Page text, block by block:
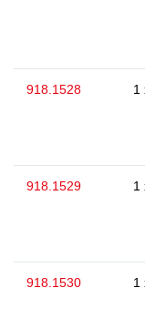
918.1528 1
918.1529 1
918.1530 1